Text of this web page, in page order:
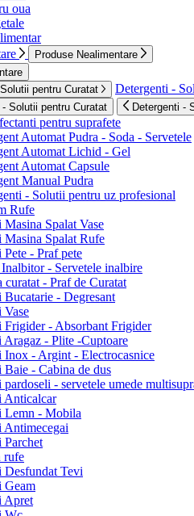
oua
Produse Nealimentare
pentru Curatat
Detergenti -
- Solutii pentru Curatat Detergenti -
pentru suprafete
Automat Pudra - Soda - Servetele
Automat Lichid - Gel
Automat Capsule
Manual Pudra
- Solutii pentru uz profesional
Rufe
Masina Spalat Vase
Masina Spalat Rufe
Pete - Praf pete
- Servetele inalbire
curatat - Praf de Curatat
Bucatarie - Degresant
Vase
Frigider - Absorbant Frigider
Aragaz - Plite -Cuptoare
Inox - Argint - Electrocasnice
Baie - Cabina de dus
pardoseli - servetele umede
Anticalcar
Lemn - Mobila
Antimecegai
Parchet
rufe
Desfundat Tevi
Geam
Apret